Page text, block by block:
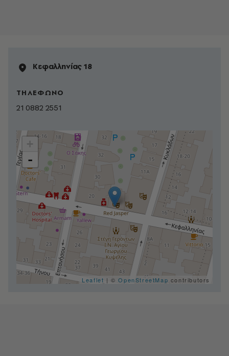
Κεφαλληνίας 18
ΤΗΛΕΦΩΝΟ
21 0882 2551
-
Leaflet | ©OpenStreetMap contributors